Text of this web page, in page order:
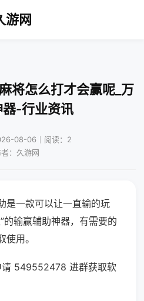
游网
将怎么打才会赢呢_万
器-行业资讯
08-06｜阅读：2
：久游网
是一款可以让一直输的玩
的输赢辅助神器，有需要的
用。
请 549552478 进群获取软